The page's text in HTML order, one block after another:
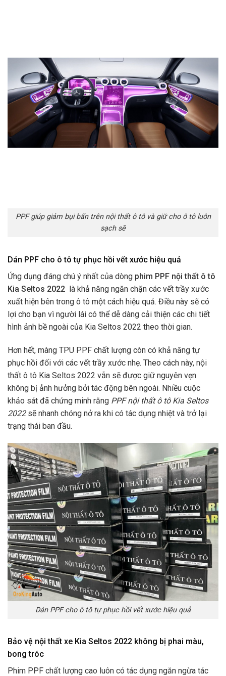
PPF giúp giảm bụi bẩn trên nội thất ô tô và giữ cho ô tô luôn
sạch sẽ
Dán PPF cho ô tô tự phục hồi vết xước hiệu quả
Ứng dụng đáng chú ý nhất của dòng phim PPF nội thất ô tô
Kia Seltos 2022
là khả năng ngăn chặn các vết trầy xước
xuất hiện bên trong ô tô một cách hiệu quả. Điều này sẽ có
lợi cho bạn vì người lái có thể dễ dàng cải thiện các chi tiết
hình ảnh bề ngoài của Kia Seltos 2022 theo thời gian.
Hơn hết, màng TPU PPF chất lượng còn có khả năng tự
phục hồi đối với các vết trầy xước nhẹ. Theo cách này, nội
thất ô tô Kia Seltos 2022 vẫn sẽ được giữ nguyên vẹn
không bị ảnh hưởng bởi tác động bên ngoài. Nhiều cuộc
khảo sát đã chứng minh rằng PPF nội thất ô tô Kia Seltos
2022 sẽ nhanh chóng nở ra khi có tác dụng nhiệt và trở lại
trạng thái ban đầu.
Dán PPF cho ô tô tự phục hồi vết xước hiệu quả
Bảo vệ nội thất xe Kia Seltos 2022 không bị phai màu,
bong tróc
Phim PPF chất lượng cao luôn có tác dụng ngăn ngừa tác